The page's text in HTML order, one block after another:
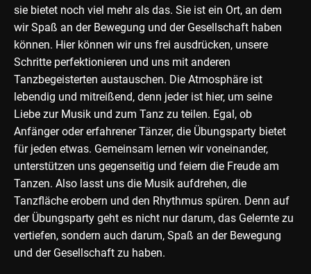
sie bietet noch viel mehr als das. Sie ist ein Ort, an dem
wir Spaß an der Bewegung und der Gesellschaft haben
können. Hier können wir uns frei ausdrücken, unsere
Schritte perfektionieren und uns mit anderen
Tanzbegeisterten austauschen. Die Atmosphäre ist
lebendig und mitreißend, denn jeder ist hier, um seine
Liebe zur Musik und zum Tanz zu teilen. Egal, ob
Anfänger oder erfahrener Tänzer, die Übungsparty bietet
für jeden etwas. Gemeinsam lernen wir voneinander,
unterstützen uns gegenseitig und feiern die Freude am
Tanzen. Also lasst uns die Musik aufdrehen, die
Tanzfläche erobern und den Rhythmus spüren. Denn auf
der Übungsparty geht es nicht nur darum, das Gelernte zu
vertiefen, sondern auch darum, Spaß an der Bewegung
und der Gesellschaft zu haben.